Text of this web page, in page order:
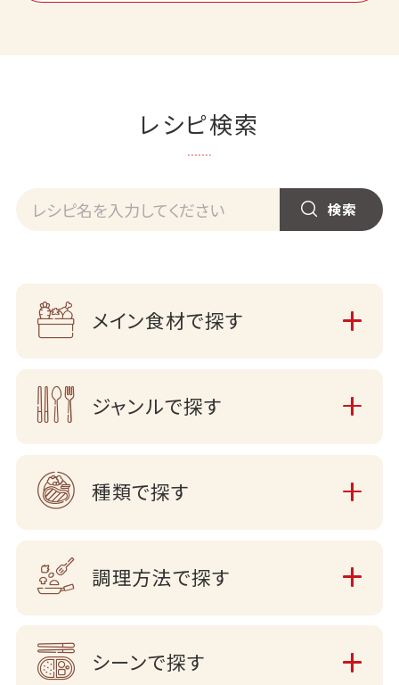
レシピ検索
メイン食材で探す
ジャンルで探す
種類で探す
調理方法で探す
シーンで探す